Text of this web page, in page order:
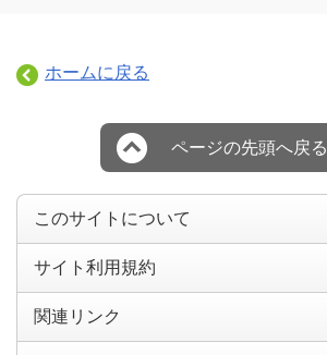
ホームに戻る
ページの先頭へ戻る
このサイトについて
サイト利用規約
関連リンク